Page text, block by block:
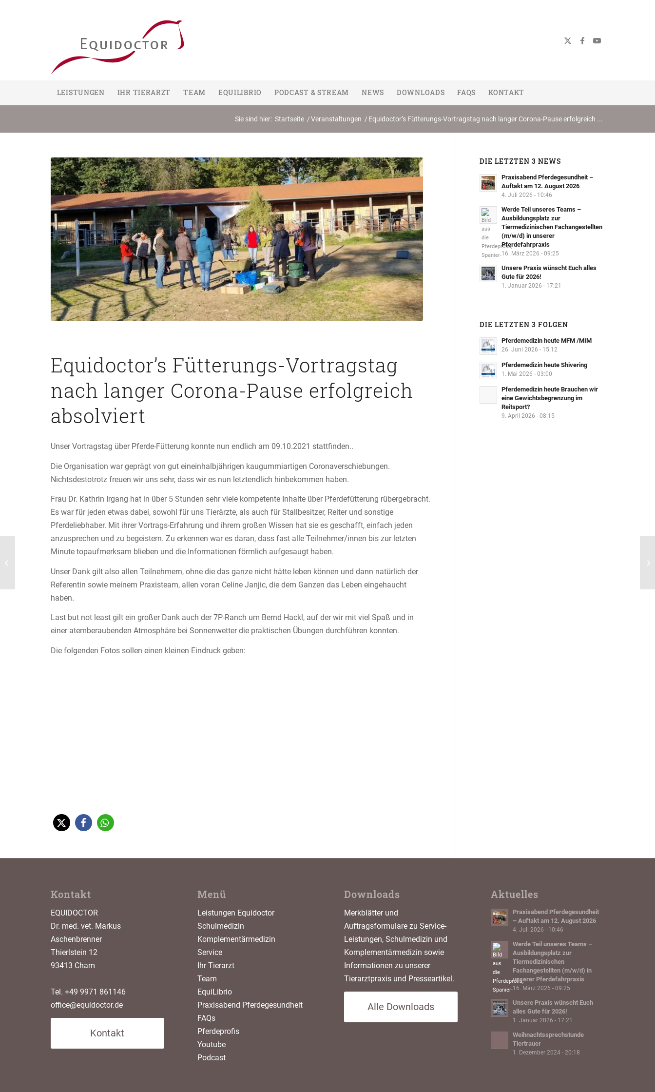
LEISTUNGEN IHR TIERARZT TEAM EQUILIBRIO PODCAST & STREAM NEWS DOWNLOADS FAQS KONTAKT
Sie sind hier: Startseite / Veranstaltungen / Equidoctor’s Fütterungs-Vortragstag nach langer Corona-Pause erfolgreich ...
Equidoctor’s Fütterungs-Vortragstag
nach langer Corona-Pause erfolgreich
absolviert
Unser Vortragstag über Pferde-Fütterung konnte nun endlich am 09.10.2021 stattfinden..
Die Organisation war geprägt von gut eineinhalbjährigen kaugummiartigen Coronaverschiebungen.
Nichtsdestotrotz freuen wir uns sehr, dass wir es nun letztendlich hinbekommen haben.
Frau Dr. Kathrin Irgang hat in über 5 Stunden sehr viele kompetente Inhalte über Pferdefütterung rübergebracht.
Es war für jeden etwas dabei, sowohl für uns Tierärzte, als auch für Stallbesitzer, Reiter und sonstige
Pferdeliebhaber. Mit ihrer Vortrags-Erfahrung und ihrem großen Wissen hat sie es geschafft, einfach jeden
anzusprechen und zu begeistern. Zu erkennen war es daran, dass fast alle Teilnehmer/innen bis zur letzten
Minute topaufmerksam blieben und die Informationen förmlich aufgesaugt haben.
Unser Dank gilt also allen Teilnehmern, ohne die das ganze nicht hätte leben können und dann natürlich der
Referentin sowie meinem Praxisteam, allen voran Celine Janjic, die dem Ganzen das Leben eingehaucht
haben.
Last but not least gilt ein großer Dank auch der 7P-Ranch um Bernd Hackl, auf der wir mit viel Spaß und in
einer atemberaubenden Atmosphäre bei Sonnenwetter die praktischen Übungen durchführen konnten.
Die folgenden Fotos sollen einen kleinen Eindruck geben:
DIE LETZTEN 3 NEWS
Praxisabend Pferdegesundheit –
Auftakt am 12. August 2026
4. Juli 2026 - 10:46
Werde Teil unseres Teams –
Ausbildungsplatz zur
Tiermedizinischen Fachangestellten
(m/w/d) in unserer
Pferdefahrpraxis
16. März 2026 - 09:25
Unsere Praxis wünscht Euch alles
Gute für 2026!
1. Januar 2026 - 17:21
DIE LETZTEN 3 FOLGEN
Pferdemedizin heute MFM /MIM
26. Juni 2026 - 15:12
Pferdemedizin heute Shivering
1. Mai 2026 - 03:00
Pferdemedizin heute Brauchen wir
eine Gewichtsbegrenzung im
Reitsport?
9. April 2026 - 08:15
Kontakt
EQUIDOCTOR
Dr. med. vet. Markus
Aschenbrenner
Thierlstein 12
93413 Cham
Tel. +49 9971 861146
office@equidoctor.de
Kontakt
Menü
Leistungen Equidoctor
Schulmedizin
Komplementärmedizin
Service
Ihr Tierarzt
Team
EquiLibrio
Praxisabend Pferdegesundheit
FAQs
Pferdeprofis
Youtube
Podcast
Downloads
Merkblätter und
Auftragsformulare zu Service-
Leistungen, Schulmedizin und
Komplementärmedizin sowie
Informationen zu unserer
Tierarztpraxis und Presseartikel.
Alle Downloads
Aktuelles
Praxisabend Pferdegesundheit
– Auftakt am 12. August 2026
4. Juli 2026 - 10:46
Werde Teil unseres Teams –
Ausbildungsplatz zur
Tiermedizinischen
Fachangestellten (m/w/d) in
unserer Pferdefahrpraxis
16. März 2026 - 09:25
Unsere Praxis wünscht Euch
alles Gute für 2026!
1. Januar 2026 - 17:21
Weihnachtssprechstunde
Tiertrauer
1. Dezember 2024 - 20:18
Infos und Tipps in